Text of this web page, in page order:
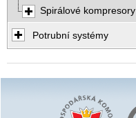
Spirálové kompresory
Potrubní systémy